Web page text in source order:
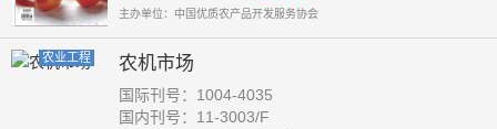
主办单位：中国优质农产品开发服务协会
农业工程 农机市场
国际刊号：1004-4035
国内刊号：11-3003/F